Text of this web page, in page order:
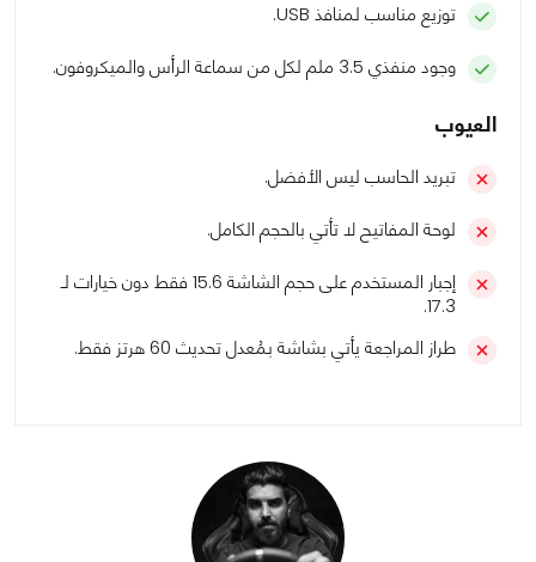
توزيع مناسب لمنافذ USB.
وجود منفذي 3.5 ملم لكل من سماعة الرأس والميكروفون.
العيوب
تبريد الحاسب ليس الأفضل.
لوحة المفاتيح لا تأتي بالحجم الكامل.
إجبار المستخدم على حجم الشاشة 15.6 فقط دون خيارات لـ
17.3.
طراز المراجعة يأتي بشاشة بمُعدل تحديث 60 هرتز فقط.